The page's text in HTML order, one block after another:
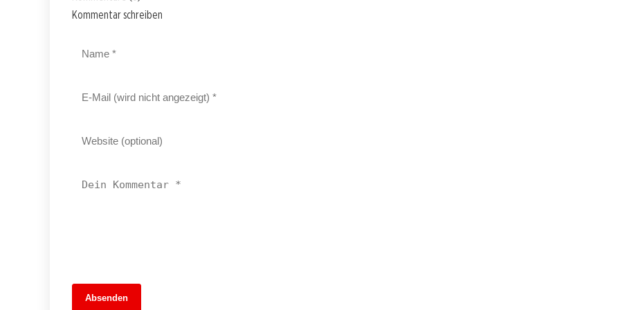
Kommentar schreiben
Absenden